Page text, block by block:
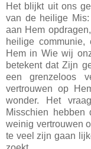
Het blijkt uit ons
van de heilige
aan Hem
heilige
Hem in Wie wij
betekent dat Zijn
een grenzeloos
vertrouwen op
wonder. Het
Misschien hebben
weinig vertrouwen
te veel zijn gaan